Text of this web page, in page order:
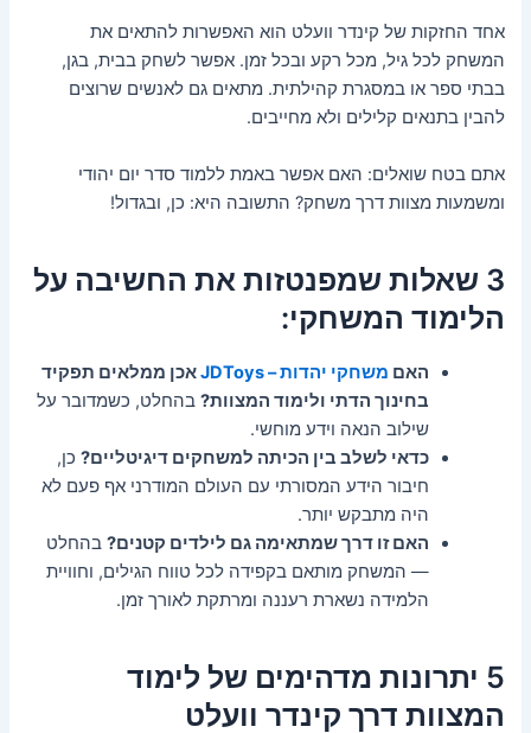
אחד החזקות של קינדר וועלט הוא האפשרות להתאים את
המשחק לכל גיל, מכל רקע ובכל זמן. אפשר לשחק בבית, בגן,
בבתי ספר או במסגרת קהילתית. מתאים גם לאנשים שרוצים
להבין בתנאים קלילים ולא מחייבים.
אתם בטח שואלים: האם אפשר באמת ללמוד סדר יום יהודי
ומשמעות מצוות דרך משחק? התשובה היא: כן, ובגדול!
3 שאלות שמפנטזות את החשיבה על
הלימוד המשחקי:
האם משחקי יהדות – JDToys
אכן ממלאים תפקיד
בחינוך הדתי ולימוד המצוות? בהחלט, כשמדובר על
שילוב הנאה וידע מוחשי.
כדאי לשלב בין הכיתה למשחקים דיגיטליים? כן,
חיבור הידע המסורתי עם העולם המודרני אף פעם לא
היה מתבקש יותר.
האם זו דרך שמתאימה גם לילדים קטנים? בהחלט
— המשחק מותאם בקפידה לכל טווח הגילים, וחוויית
הלמידה נשארת רעננה ומרתקת לאורך זמן.
5 יתרונות מדהימים של לימוד
המצוות דרך קינדר וועלט